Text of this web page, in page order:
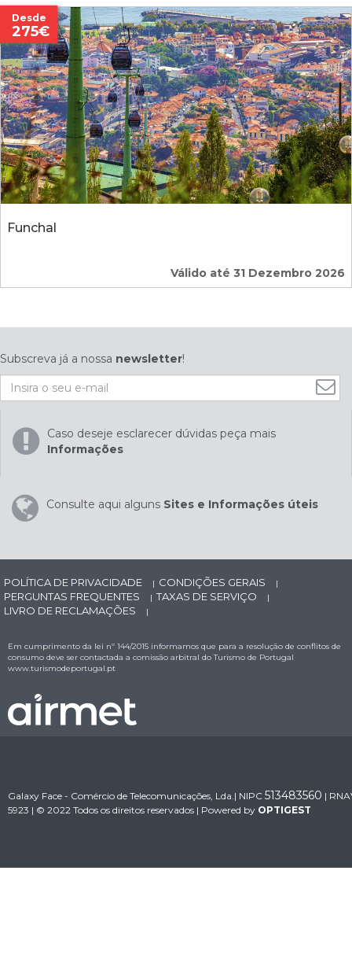
Funchal
Desde
275€
Válido até 31 Dezembro 2026
Subscreva já a nossa newsletter!
Caso deseje esclarecer dúvidas peça mais
Informações
Consulte aqui alguns Sites e Informações úteis
POLÍTICA DE PRIVACIDADE | CONDIÇÕES GERAIS |
PERGUNTAS FREQUENTES | TAXAS DE SERVIÇO |
LIVRO DE RECLAMAÇÕES |
Em cumprimento da lei nº 144/2015 informamos que para a resolução de conflitos de
consumo deve ser contactada a comissão arbitral do Turismo de Portugal
www.turismodeportugal.pt
Galaxy Face - Comércio de Telecomunicações, Lda.| NIPC 513483560 |
5923 | © 2022 Todos os direitos reservados | Powered by OPTIGEST